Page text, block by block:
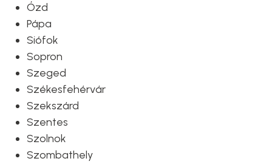
Ózd
Pápa
Siófok
Sopron
Szeged
Székesfehérvár
Szekszárd
Szentes
Szolnok
Szombathely